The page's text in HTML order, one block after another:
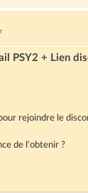
PSY2 + Lien
rejoindre le
de l'obtenir ?